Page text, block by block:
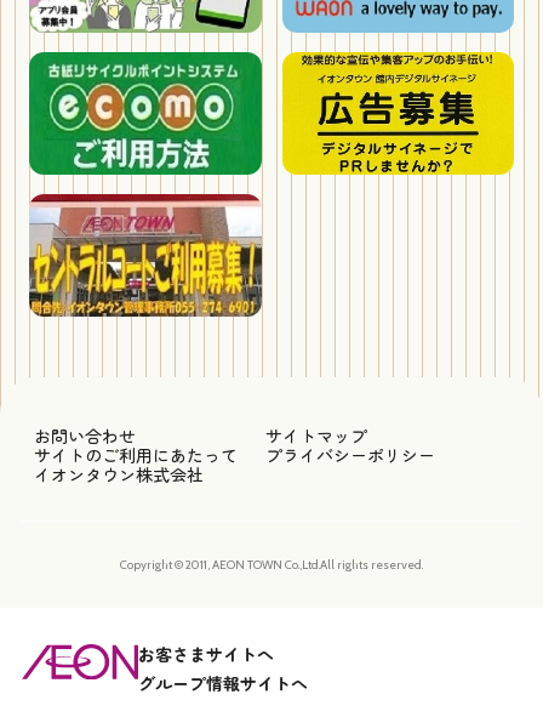
お問い合わせ
サイトマップ
サイトのご利用にあたって
プライバシーポリシー
イオンタウン株式会社
Copyright © 2011, AEON TOWN Co.,Ltd.All rights reserved.
お客さまサイトへ
グループ情報サイトへ